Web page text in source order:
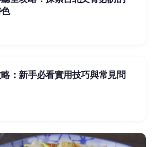
：新手必看實用技巧與常見問